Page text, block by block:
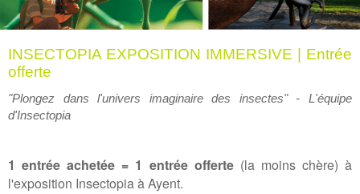
INSECTOPIA EXPOSITION IMMERSIVE | Entrée
offerte
"Plongez dans l'univers imaginaire des insectes" - L'équipe
d'Insectopia
1 entrée achetée = 1 entrée offerte(la moins chère) à
l'exposition Insectopia à Ayent.